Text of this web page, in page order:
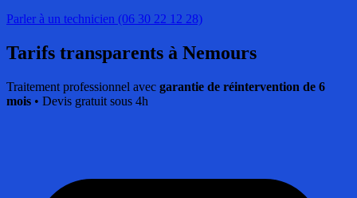
Parler à un technicien (06 30 22 12 28)
Tarifs transparents à Nemours
Traitement professionnel avec garantie de réintervention de 6
mois • Devis gratuit sous 4h